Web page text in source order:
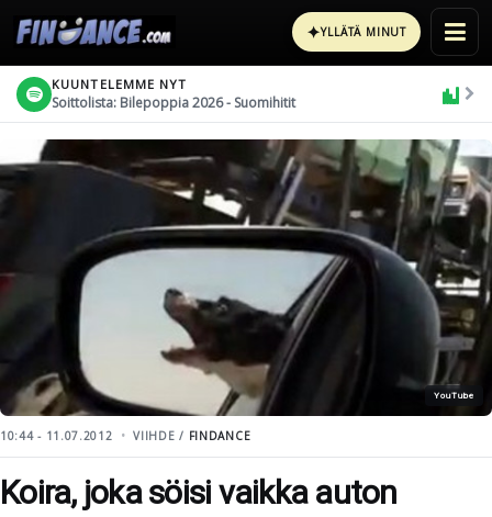
✦YLLÄTÄ MINUT
KUUNTELEMME NYT
Soittolista: Bilepoppia 2026 - Suomihitit
YouTube
10:44 - 11.07.2012 VIIHDE / FINDANCE
Koira, joka söisi vaikka auton